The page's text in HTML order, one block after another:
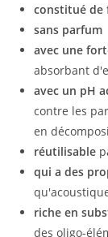
constitué de
sans parfum
avec une
absorbant
avec un pH
contre les
en
réutilisable
qui a des
riche en
des oligo-